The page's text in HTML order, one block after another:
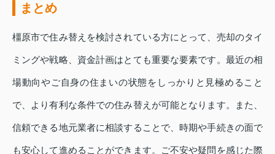
まとめ
橿原市で住み替えを検討されている方にとって、売却のタイ
ミングや戦略、資金計画はとても重要な要素です。最近の相
場動向やご自身の住まいの状態をしっかりと見極めること
で、より有利な条件での住み替えが可能となります。また、
信頼できる地元業者に相談することで、時期や手続きの面で
も安心して進めることができます。ご不安や疑問を感じた際